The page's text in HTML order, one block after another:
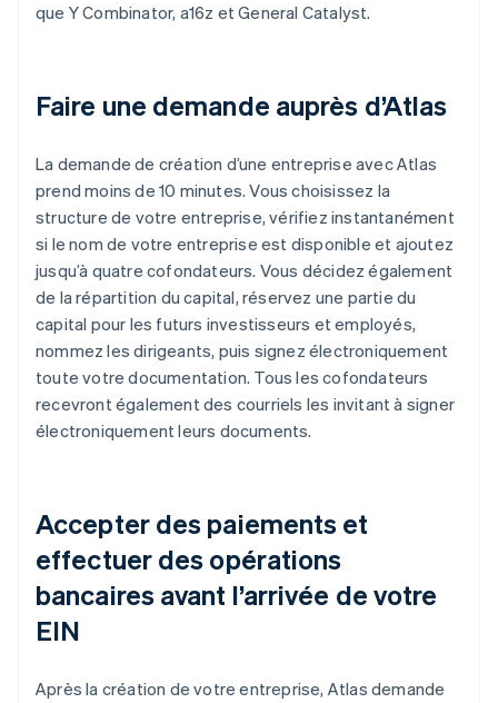
que Y Combinator, a16z et General Catalyst.
Faire une demande auprès d’Atlas
La demande de création d’une entreprise avec Atlas
prend moins de 10 minutes. Vous choisissez la
structure de votre entreprise, vérifiez instantanément
si le nom de votre entreprise est disponible et ajoutez
jusqu’à quatre cofondateurs. Vous décidez également
de la répartition du capital, réservez une partie du
capital pour les futurs investisseurs et employés,
nommez les dirigeants, puis signez électroniquement
toute votre documentation. Tous les cofondateurs
recevront également des courriels les invitant à signer
électroniquement leurs documents.
Accepter des paiements et
effectuer des opérations
bancaires avant l’arrivée de votre
EIN
Après la création de votre entreprise, Atlas demande